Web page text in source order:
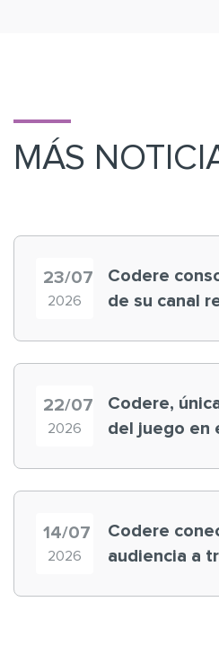
MÁS
23/07
2026
Codere
de su canal
22/07
2026
Codere,
del juego en el
14/07
2026
Codere
audiencia a